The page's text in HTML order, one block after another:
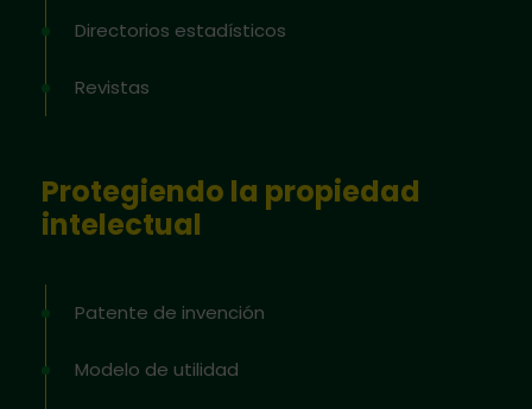
Directorios estadísticos
Revistas
Protegiendo la propiedad
intelectual
Patente de invención
Modelo de utilidad